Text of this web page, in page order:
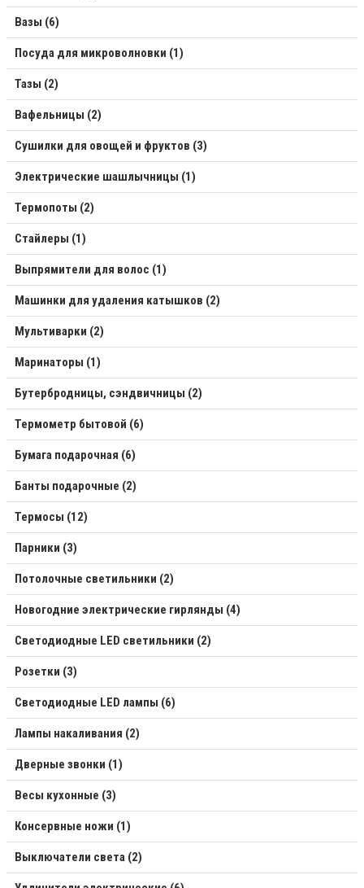
Вазы (6)
Посуда для микроволновки (1)
Тазы (2)
Вафельницы (2)
Сушилки для овощей и фруктов (3)
Электрические шашлычницы (1)
Термопоты (2)
Стайлеры (1)
Выпрямители для волос (1)
Машинки для удаления катышков (2)
Мультиварки (2)
Маринаторы (1)
Бутербродницы, сэндвичницы (2)
Термометр бытовой (6)
Бумага подарочная (6)
Банты подарочные (2)
Термосы (12)
Парники (3)
Потолочные светильники (2)
Новогодние электрические гирлянды (4)
Светодиодные LED светильники (2)
Розетки (3)
Светодиодные LED лампы (6)
Лампы накаливания (2)
Дверные звонки (1)
Весы кухонные (3)
Консервные ножи (1)
Выключатели света (2)